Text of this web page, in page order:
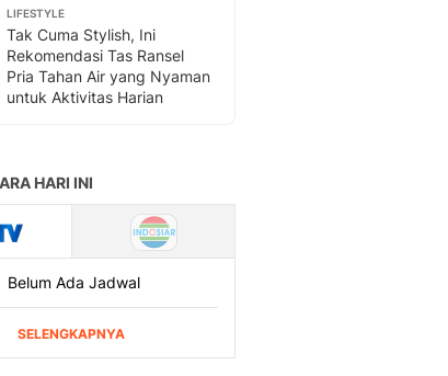
LIFESTYLE
Tak Cuma Stylish, Ini
Rekomendasi Tas Ransel
Pria Tahan Air yang Nyaman
untuk Aktivitas Harian